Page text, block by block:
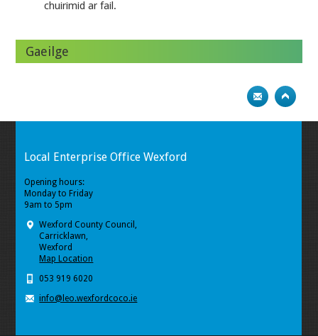
chuirimid ar fail.
Gaeilge
Local Enterprise Office Wexford
Opening hours:
Monday to Friday
9am to 5pm
Wexford County Council,
Carricklawn,
Wexford
Map Location
053 919 6020
info@leo.wexfordcoco.ie